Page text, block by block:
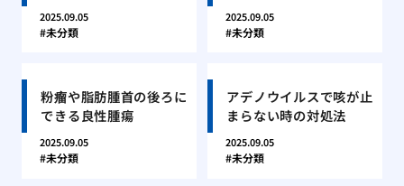
2025.09.05
未分類
2025.09.05
未分類
粉瘤や脂肪腫首の後ろに
できる良性腫瘍
2025.09.05
未分類
アデノウイルスで咳が止
まらない時の対処法
2025.09.05
未分類